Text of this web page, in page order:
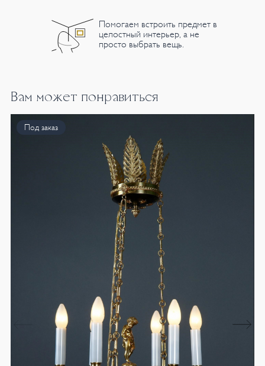
Помогаем встроить предмет в
целостный интерьер, а не
просто выбрать вещь.
Вам может понравиться
Под заказ